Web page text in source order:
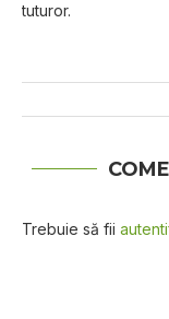
tuturor.
Trebuie să fii